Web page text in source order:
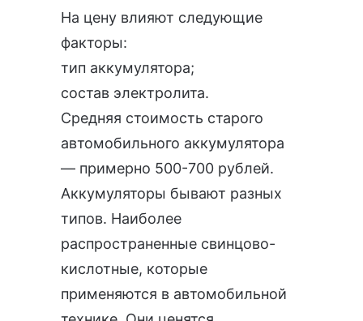
На цену влияют следующие
факторы:
тип аккумулятора;
состав электролита.
Средняя стоимость старого
автомобильного аккумулятора
— примерно 500-700 рублей.
Аккумуляторы бывают разных
типов. Наиболее
распространенные свинцово-
кислотные, которые
применяются в автомобильной